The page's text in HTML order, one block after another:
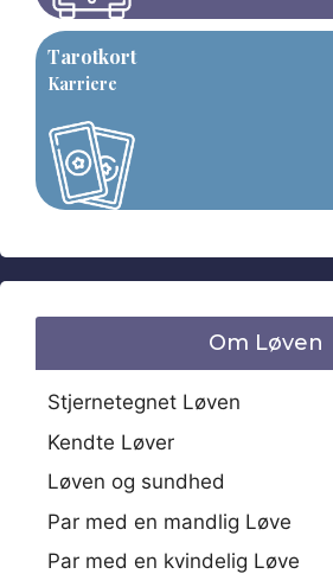
Tarotkort
Karriere
Om Løven
Stjernetegnet Løven
Kendte Løver
Løven og sundhed
Par med en mandlig Løve
Par med en kvindelig Løve